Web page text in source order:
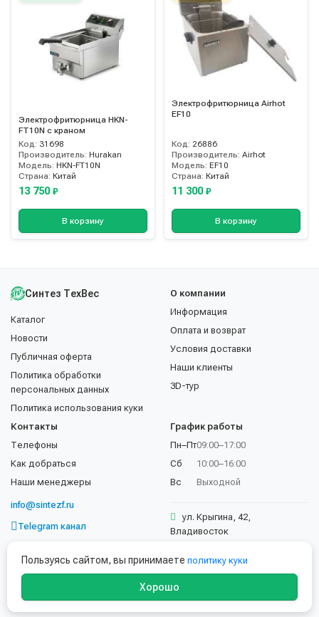
Электрофритюрница HKN-
FT10N с краном
Код: 31698
Производитель: Hurakan
Модель: HKN-FT10N
Страна: Китай
13 750 ₽
В корзину
Электрофритюрница Airhot
EF10
Код: 26886
Производитель: Airhot
Модель: EF10
Страна: Китай
11 300 ₽
В корзину
Синтез ТехВес
Каталог
Новости
Публичная оферта
Политика обработки
персональных данных
Политика использования куки
О компании
Информация
Оплата и возврат
Условия доставки
Наши клиенты
3D-тур
Контакты
Телефоны
Как добраться
Наши менеджеры
info@sintezf.ru
Telegram канал
График работы
Пн–Пт
Сб
Вс
09:00–17:00
10:00–16:00
Выходной
ул. Крыгина, 42,
Владивосток
Пользуясь сайтом, вы принимаете политику куки
Хорошо